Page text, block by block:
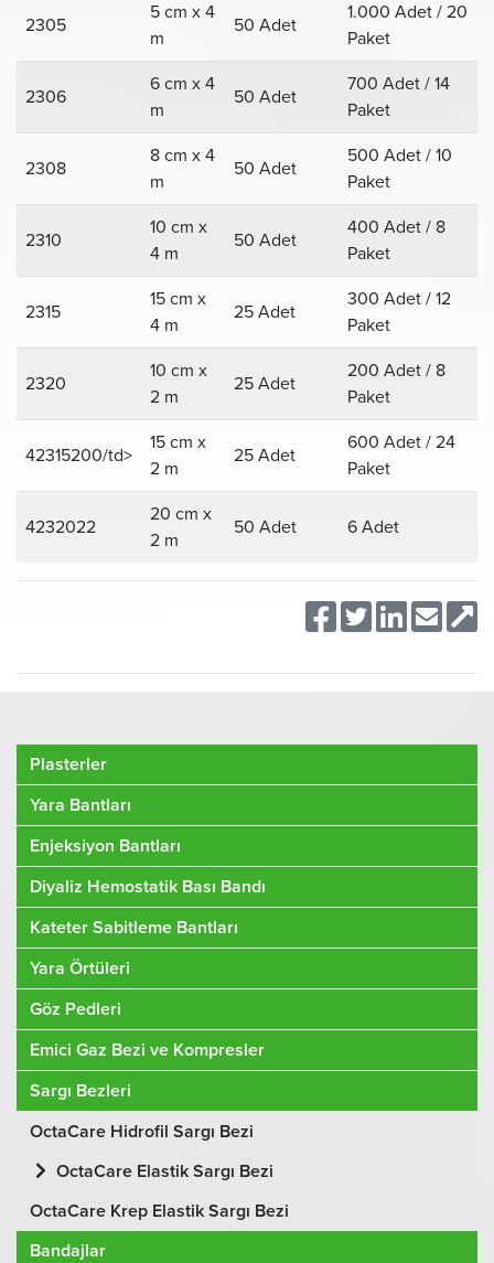
2305
5 cm x 4
m
50 Adet
1.000 Adet / 20
Paket
2306
6 cm x 4
m
50 Adet
700 Adet / 14
Paket
2308
8 cm x 4
m
50 Adet
500 Adet / 10
Paket
2310
10 cm x
4 m
50 Adet
400 Adet / 8
Paket
2315
15 cm x
4 m
25 Adet
300 Adet / 12
Paket
2320
10 cm x
2 m
25 Adet
200 Adet / 8
Paket
42315200/td>
15 cm x
2 m
25 Adet
600 Adet / 24
Paket
4232022
20 cm x
2 m
50 Adet 6 Adet
Plasterler
Yara Bantları
Enjeksiyon Bantları
Diyaliz Hemostatik Bası Bandı
Kateter Sabitleme Bantları
Yara Örtüleri
Göz Pedleri
Emici Gaz Bezi ve Kompresler
Sargı Bezleri
OctaCare Hidrofil Sargı Bezi
OctaCare Elastik Sargı Bezi
OctaCare Krep Elastik Sargı Bezi
Bandajlar